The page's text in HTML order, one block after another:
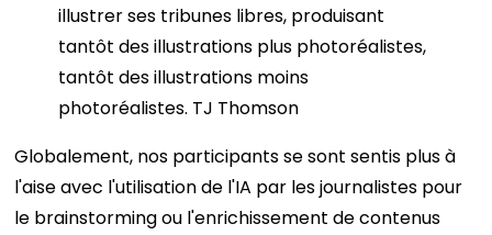
illustrer ses tribunes libres, produisant
tantôt des illustrations plus photoréalistes,
tantôt des illustrations moins
photoréalistes. TJ Thomson
Globalement, nos participants se sont sentis plus à
l'aise avec l'utilisation de l'IA par les journalistes pour
le brainstorming ou l'enrichissement de contenus